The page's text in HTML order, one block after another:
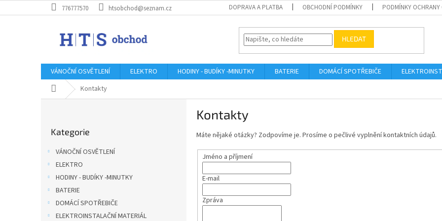
na
776777570 htsobchod@seznam.cz DOPRAVA A PLATBA OBCHODNÍ PODMÍNKY PODMÍNKY OCHRANY
HLEDAT
VÁNOČNÍ OSVĚTLENÍ ELEKTRO HODINY - BUDÍKY -MINUTKY BATERIE DOMÁCÍ SPOTŘEBIČE
Domů Kontakty
kategorie
Kategorie
VÁNOČNÍ OSVĚTLENÍ
ELEKTRO
HODINY - BUDÍKY -MINUTKY
BATERIE
DOMÁCÍ SPOTŘEBIČE
ELEKTROINSTALAČNÍ MATERIÁL
Kontakty
Máte nějaké otázky? Zodpovíme je. Prosíme o pečlivé vyplnění kontaktních údajů.
Jméno a příjmení
E-mail
Zpráva